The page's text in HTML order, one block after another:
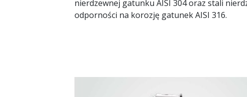
nierdzewnej gatunku AISI 304 oraz stali
odporności na korozję gatunek AISI 316.